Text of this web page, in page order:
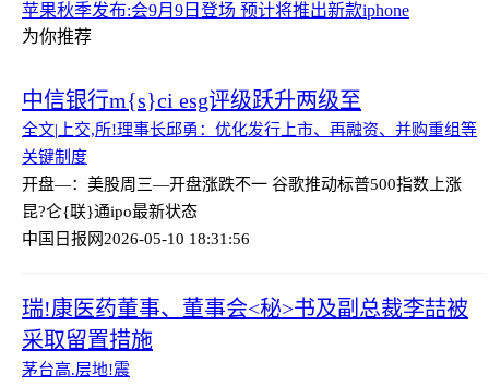
苹果秋季发布:会9月9日登场 预计将推出新款iphone
为你推荐
中信银行m{s}ci esg评级跃升两级至
全文|上交,所!理事长邱勇：优化发行上市、再融资、并购重组等
关键制度
开盘—：美股周三—开盘涨跌不一 谷歌推动标普500指数上涨
昆?仑{联}通ipo最新状态
中国日报网2026-05-10 18:31:56
瑞!康医药董事、董事会<秘>书及副总裁李喆被
采取留置措施
茅台高.层地!震